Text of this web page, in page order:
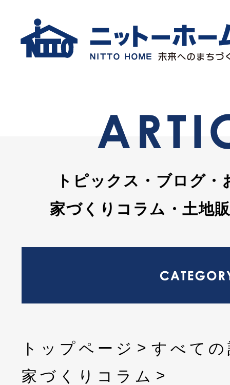
トピックス・ブログ・
家づくりコラム・土地
トップページ
すべて
家づくりコラム